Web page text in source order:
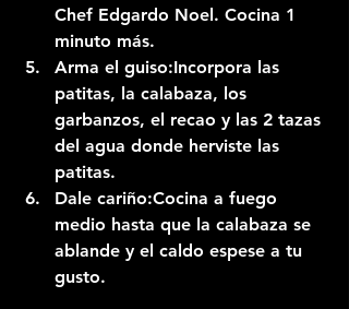
Chef Edgardo Noel. Cocina 1
minuto más.
Arma el guiso:Incorpora las
patitas, la calabaza, los
garbanzos, el recao y las 2 tazas
del agua donde herviste las
patitas.
Dale cariño:Cocina a fuego
medio hasta que la calabaza se
ablande y el caldo espese a tu
gusto.